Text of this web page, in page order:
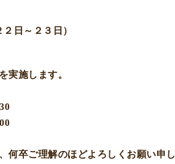
日～２３日）
実施します。
何卒ご理解のほどよろしくお願い申し